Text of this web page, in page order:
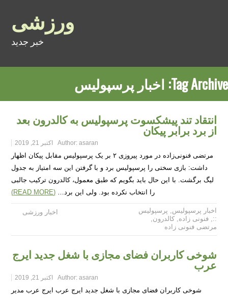
ورزشی
خبر جدید
Tag Archive: اخبار پرسپولیس
انتقاد تند پیشکسوت پرسپولیس به کالدرون بعد
از برد برابر پیکان
Author:asaran اکتبر 21, 2019
مرتضی فنونی‌زاده در مورد پیروزی ۲ بر یک پرسپولیس مقابل پیکان اظهار
داشت: بازی سختی را پرسپولیس برد و با گرفتن این سه امتیاز به جدول
لیگ برگشت. با این حال باید بگویم که طبق معمول، کالدرون ترکیب جالبی
را انتخاب نکرده بود. ولی این برد… (READ MORE)
اخبار ورزشی اخبار پرسپولیس, پرسپولیس
::
,فنونی زاده,کالدرون,
مرتضی فنونی زاده
شوخی کاربران فضای مجازی با شغل جدید ایرج
عرب
Author:asaran اکتبر 21, 2019
شوخی کاربران فضای مجازی با شغل جدید ایرج عرب ایرج عرب مدیر